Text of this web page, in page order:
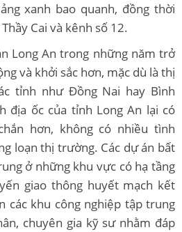
xanh bao quanh, đồng thời
Cai và kênh số 12.
Long An trong những năm trở
và khởi sắc hơn, mặc dù là thị
tỉnh như Đồng Nai hay Bình
địa ốc của tỉnh Long An lại có
hơn, không có nhiều tình
loạn thị trường. Các dự án bất
ở những khu vực có hạ tầng
giao thông huyết mạch kết
các khu công nghiệp tập trung
chuyên gia kỹ sư nhằm đáp